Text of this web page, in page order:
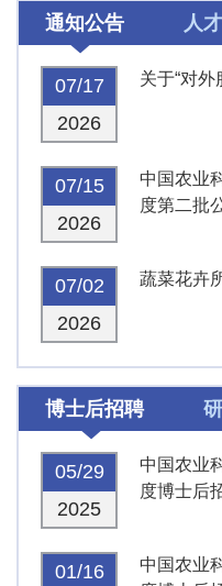
通知公告 人
07/17
2026
关于“对
07/15
2026
中国农业
度第二批
07/02
2026
蔬菜花卉
博士后招聘
05/29
2025
中国农业
度博士后
01/16
中国农业